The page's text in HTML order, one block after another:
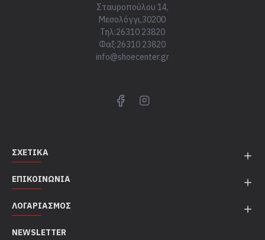
Σταυροπούλου 14,
Μεσολόγγι,30200
Τηλ:26310 23820
Φαξ:26310 23820
info@shoecenter.gr
ΣΧΕΤΙΚΆ
ΕΠΙΚΟΙΝΩΝΊΑ
ΛΟΓΑΡΙΑΣΜΌΣ
NEWSLETTER